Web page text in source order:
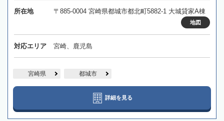
所在地 〒885-0004 宮崎県都城市都北町5882-1 大城貸家A棟
地図
対応エリア 宮崎、鹿児島
宮崎県 都城市
詳細を見る